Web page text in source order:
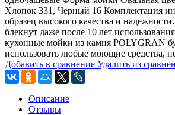
Хлопок 331, Черный 16 Комплектация
образец высокого качества и
блекнут даже после 10 лет
кухонные мойки из камня POLYGRAN
использовать любые моющие средства,
Добавить в сравнение Удалить из
Описание
Отзывы